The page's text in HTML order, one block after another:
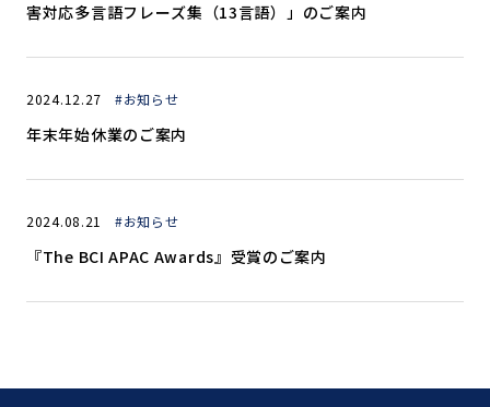
害対応多言語フレーズ集（13言語）」のご案内
2024.12.27 #お知らせ
年末年始休業のご案内
2024.08.21 #お知らせ
『The BCI APAC Awards』受賞のご案内